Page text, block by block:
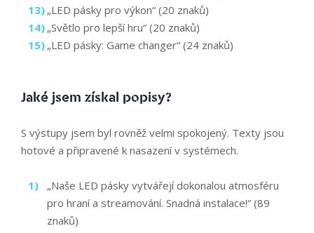
„LED pásky pro výkon“ (20 znaků)
„Světlo pro lepší hru“ (20 znaků)
„LED pásky: Game changer“ (24 znaků)
Jaké jsem získal popisy?
S výstupy jsem byl rovněž velmi spokojený. Texty jsou
hotové a připravené k nasazení v systémech.
„Naše LED pásky vytvářejí dokonalou atmosféru
pro hraní a streamování. Snadná instalace!“ (89
znaků)